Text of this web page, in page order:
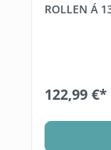
ROLLEN Á
122,99 €*